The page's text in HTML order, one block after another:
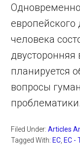
человека
двусторонняя
планируется
вопросы
Filed Under:Articles
Tagged With: ЕС ЕС -